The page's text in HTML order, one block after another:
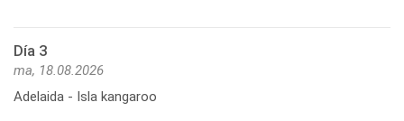
Día 3
ma, 18.08.2026
Adelaida - Isla kangaroo